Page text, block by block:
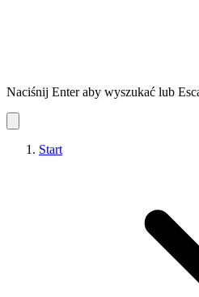
Naciśnij Enter aby wyszukać lub
Start